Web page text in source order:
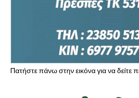
Πατήστε πάνω στην εικόνα για να δείτε